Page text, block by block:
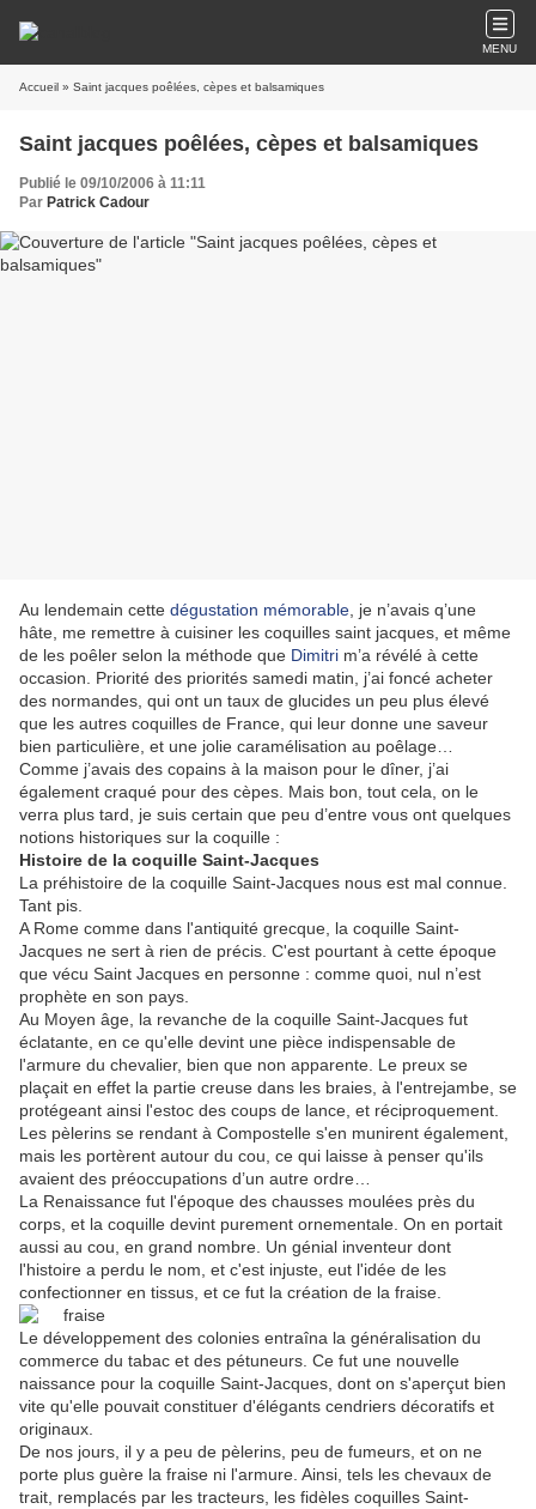
MENU
Accueil » Saint jacques poêlées, cèpes et balsamiques
Saint jacques poêlées, cèpes et balsamiques
Publié le 09/10/2006 à 11:11
Par Patrick Cadour
Au lendemain cette dégustation mémorable , je n’avais q’une
hâte, me remettre à cuisiner les coquilles saint jacques, et même
de les poêler selon la méthode que Dimitri m’a révélé à cette
occasion. Priorité des priorités samedi matin, j’ai foncé acheter
des normandes, qui ont un taux de glucides un peu plus élevé
que les autres coquilles de France, qui leur donne une saveur
bien particulière, et une jolie caramélisation au poêlage…
Comme j’avais des copains à la maison pour le dîner, j’ai
également craqué pour des cèpes. Mais bon, tout cela, on le
verra plus tard, je suis certain que peu d’entre vous ont quelques
notions historiques sur la coquille :
Histoire de la coquille Saint-Jacques
La préhistoire de la coquille Saint-Jacques nous est mal connue.
Tant pis.
A Rome comme dans l'antiquité grecque, la coquille Saint-
Jacques ne sert à rien de précis. C'est pourtant à cette époque
que vécu Saint Jacques en personne : comme quoi, nul n’est
prophète en son pays.
Au Moyen âge, la revanche de la coquille Saint-Jacques fut
éclatante, en ce qu'elle devint une pièce indispensable de
l'armure du chevalier, bien que non apparente. Le preux se
plaçait en effet la partie creuse dans les braies, à l'entrejambe, se
protégeant ainsi l'estoc des coups de lance, et réciproquement.
Les pèlerins se rendant à Compostelle s'en munirent également,
mais les portèrent autour du cou, ce qui laisse à penser qu'ils
avaient des préoccupations d’un autre ordre…
La Renaissance fut l'époque des chausses moulées près du
corps, et la coquille devint purement ornementale. On en portait
aussi au cou, en grand nombre. Un génial inventeur dont
l'histoire a perdu le nom, et c'est injuste, eut l'idée de les
confectionner en tissus, et ce fut la création de la fraise.
Le développement des colonies entraîna la généralisation du
commerce du tabac et des pétuneurs. Ce fut une nouvelle
naissance pour la coquille Saint-Jacques, dont on s'aperçut bien
vite qu'elle pouvait constituer d'élégants cendriers décoratifs et
originaux.
De nos jours, il y a peu de pèlerins, peu de fumeurs, et on ne
porte plus guère la fraise ni l'armure. Ainsi, tels les chevaux de
trait, remplacés par les tracteurs, les fidèles coquilles Saint-